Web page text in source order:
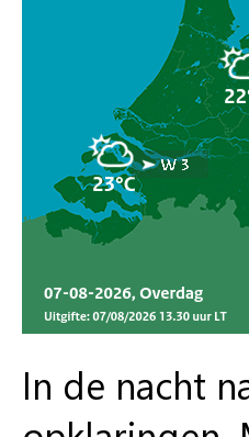
In de nacht